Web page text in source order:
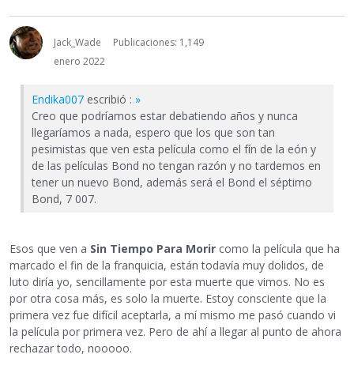
Jack_Wade
Publicaciones: 1,149
enero 2022
Endika007 escribió : »
Creo que podríamos estar debatiendo años y nunca
llegaríamos a nada, espero que los que son tan
pesimistas que ven esta película como el fín de la eón y
de las películas Bond no tengan razón y no tardemos en
tener un nuevo Bond, además será el Bond el séptimo
Bond, 7 007.
Esos que ven a Sin Tiempo Para Morir como la película que ha
marcado el fin de la franquicia, están todavía muy dolidos, de
luto diría yo, sencillamente por esta muerte que vimos. No es
por otra cosa más, es solo la muerte. Estoy consciente que la
primera vez fue difícil aceptarla, a mí mismo me pasó cuando vi
la película por primera vez. Pero de ahí a llegar al punto de ahora
rechazar todo, nooooo.